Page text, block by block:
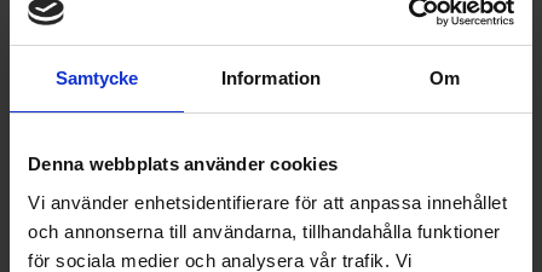
Samtycke Information Om
Denna webbplats använder cookies
Vi använder enhetsidentifierare för att anpassa innehållet
och annonserna till användarna, tillhandahålla funktioner
för sociala medier och analysera vår trafik. Vi
väljer automatiskt den bästa starttiden baserat på
energipriser eller tillgång till förnybar energi, vilket bidrar till
lägre kostnader och ökad hållbarhet.
Specifikationer